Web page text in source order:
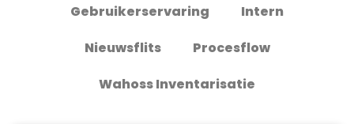
Gebruikerservaring
Intern
Nieuwsflits
Procesflow
Wahoss Inventarisatie